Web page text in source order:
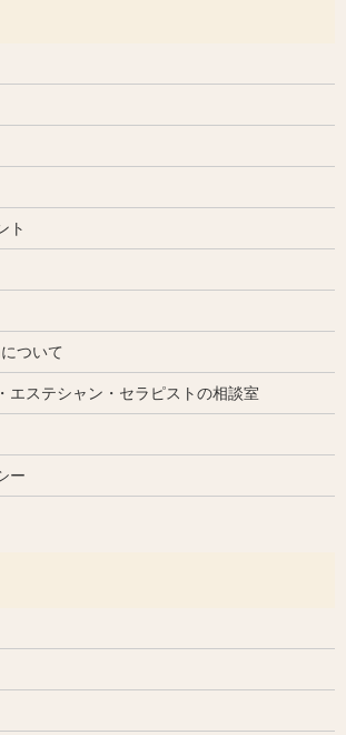
ト
ついて
エステシャン・セラピストの相談室
ー